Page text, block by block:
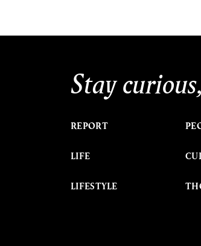
Stay
REPORT
LIFE
LIFESTYLE